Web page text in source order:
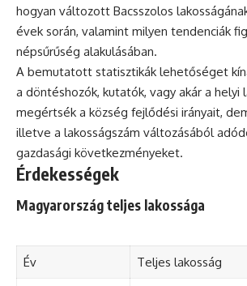
hogyan változott Bacsszolos
évek során, valamint milyen tendenciák
népsűrűség alakulásában.
A bemutatott statisztikák lehetőséget
a döntéshozók, kutatók, vagy akár a helyi
megértsék a község fejlődési irányait,
illetve a lakosságszám változásából
gazdasági következményeket.
Érdekességek
Magyarország teljes lakossága
Év Teljes lakosság